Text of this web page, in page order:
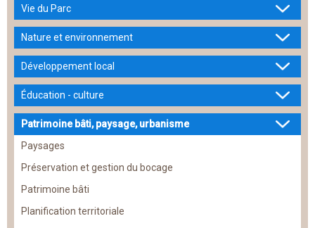
Vie du Parc
Nature et environnement
Développement local
Éducation - culture
Patrimoine bâti, paysage, urbanisme
Paysages
Préservation et gestion du bocage
Patrimoine bâti
Planification territoriale